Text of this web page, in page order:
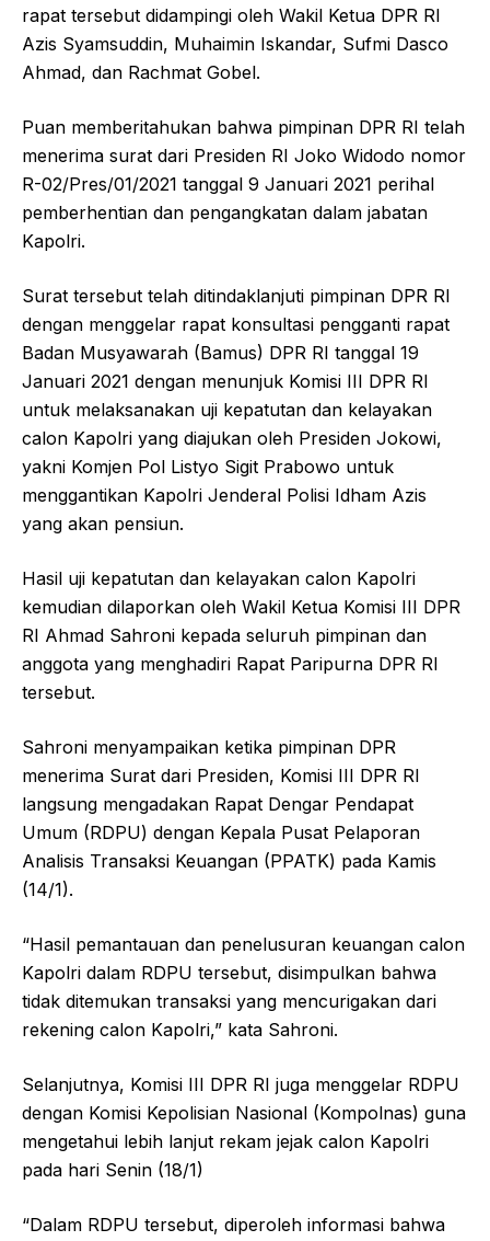
rapat tersebut didampingi oleh Wakil Ketua DPR RI
Azis Syamsuddin, Muhaimin Iskandar, Sufmi Dasco
Ahmad, dan Rachmat Gobel.
Puan memberitahukan bahwa pimpinan DPR RI telah
menerima surat dari Presiden RI Joko Widodo nomor
R-02/Pres/01/2021 tanggal 9 Januari 2021 perihal
pemberhentian dan pengangkatan dalam jabatan
Kapolri.
Surat tersebut telah ditindaklanjuti pimpinan DPR RI
dengan menggelar rapat konsultasi pengganti rapat
Badan Musyawarah (Bamus) DPR RI tanggal 19
Januari 2021 dengan menunjuk Komisi III DPR RI
untuk melaksanakan uji kepatutan dan kelayakan
calon Kapolri yang diajukan oleh Presiden Jokowi,
yakni Komjen Pol Listyo Sigit Prabowo untuk
menggantikan Kapolri Jenderal Polisi Idham Azis
yang akan pensiun.
Hasil uji kepatutan dan kelayakan calon Kapolri
kemudian dilaporkan oleh Wakil Ketua Komisi III DPR
RI Ahmad Sahroni kepada seluruh pimpinan dan
anggota yang menghadiri Rapat Paripurna DPR RI
tersebut.
Sahroni menyampaikan ketika pimpinan DPR
menerima Surat dari Presiden, Komisi III DPR RI
langsung mengadakan Rapat Dengar Pendapat
Umum (RDPU) dengan Kepala Pusat Pelaporan
Analisis Transaksi Keuangan (PPATK) pada Kamis
(14/1).
“Hasil pemantauan dan penelusuran keuangan calon
Kapolri dalam RDPU tersebut, disimpulkan bahwa
tidak ditemukan transaksi yang mencurigakan dari
rekening calon Kapolri,” kata Sahroni.
Selanjutnya, Komisi III DPR RI juga menggelar RDPU
dengan Komisi Kepolisian Nasional (Kompolnas) guna
mengetahui lebih lanjut rekam jejak calon Kapolri
pada hari Senin (18/1)
“Dalam RDPU tersebut, diperoleh informasi bahwa